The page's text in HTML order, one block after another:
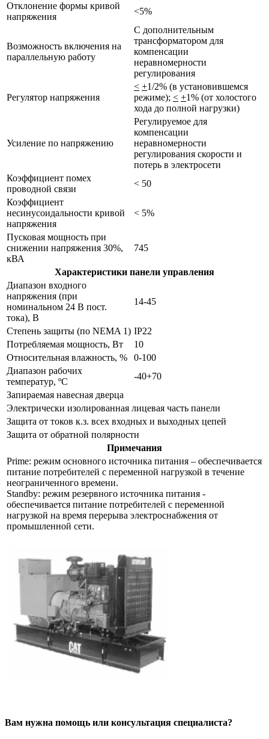
Отклонение формы кривой
напряжения
<5%
Возможность включения на
параллельную работу
С дополнительным
трансформатором для
компенсации
неравномерности
регулирования
Регулятор напряжения
< +1/2% (в установившемся
режиме); < +1% (от холостого
хода до полной нагрузки)
Усиление по напряжению
Регулируемое для
компенсации
неравномерности
регулирования скорости и
потерь в электросети
Коэффициент помех
проводной связи
< 50
Коэффициент
несинусоидальности кривой
напряжения
< 5%
Пусковая мощность при
снижении напряжения 30%,
кВА
745
Характеристики панели управления
Диапазон входного
напряжения (при
номинальном 24 В пост.
тока), В
14-45
Степень защиты (по NEMA 1) IP22
Потребляемая мощность, Вт
10
Относительная влажность, %
0-100
Диапазон рабочих
температур, ºС
-40+70
Запираемая навесная дверца
Электрически изолированная лицевая часть панели
Защита от токов к.з. всех входных и выходных цепей
Защита от обратной полярности
Примечания
Prime: режим основного источника питания – обеспечивается
питание потребителей с переменной нагрузкой в течение
неограниченного времени.
Standby: режим резервного источника питания -
обеспечивается питание потребителей с переменной
нагрузкой на время перерыва электроснабжения от
промышленной сети.
Вам нужна помощь или консультация специалиста?